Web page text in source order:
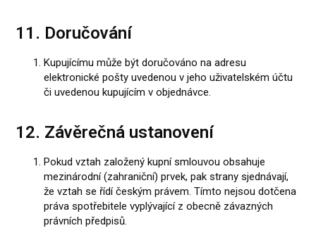
11. Doručování
Kupujícímu může být doručováno na adresu
elektronické pošty uvedenou v jeho uživatelském účtu
či uvedenou kupujícím v objednávce.
12. Závěrečná ustanovení
Pokud vztah založený kupní smlouvou obsahuje
mezinárodní (zahraniční) prvek, pak strany sjednávají,
že vztah se řídí českým právem. Tímto nejsou dotčena
práva spotřebitele vyplývající z obecně závazných
právních předpisů.